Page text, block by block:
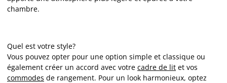
chambre.
Quel est votre style?
Vous pouvez opter pour une option simple et classique ou
également créer un accord avec votre cadre de lit et vos
commodes de rangement. Pour un look harmonieux, optez